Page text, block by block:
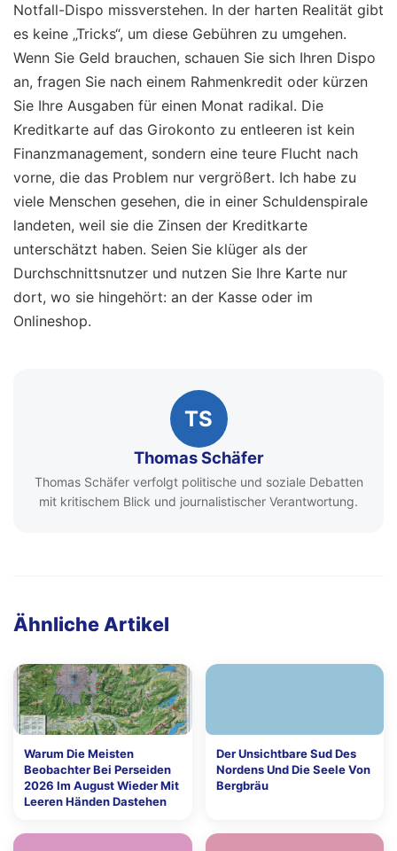
Notfall-Dispo missverstehen. In der harten Realität gibt
es keine „Tricks“, um diese Gebühren zu umgehen.
Wenn Sie Geld brauchen, schauen Sie sich Ihren Dispo
an, fragen Sie nach einem Rahmenkredit oder kürzen
Sie Ihre Ausgaben für einen Monat radikal. Die
Kreditkarte auf das Girokonto zu entleeren ist kein
Finanzmanagement, sondern eine teure Flucht nach
vorne, die das Problem nur vergrößert. Ich habe zu
viele Menschen gesehen, die in einer Schuldenspirale
landeten, weil sie die Zinsen der Kreditkarte
unterschätzt haben. Seien Sie klüger als der
Durchschnittsnutzer und nutzen Sie Ihre Karte nur
dort, wo sie hingehört: an der Kasse oder im
Onlineshop.
TS
Thomas Schäfer
Thomas Schäfer verfolgt politische und soziale Debatten
mit kritischem Blick und journalistischer Verantwortung.
Ähnliche Artikel
Warum Die Meisten
Beobachter Bei Perseiden
2026 Im August Wieder Mit
Leeren Händen Dastehen
Der Unsichtbare Sud Des
Nordens Und Die Seele Von
Bergbräu